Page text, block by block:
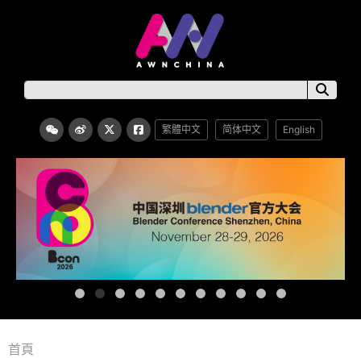
繁體中文 简体中文 English
首頁